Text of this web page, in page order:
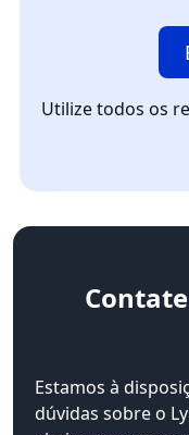
Utilize todos os
Contate
Estamos à
dúvidas sobre o